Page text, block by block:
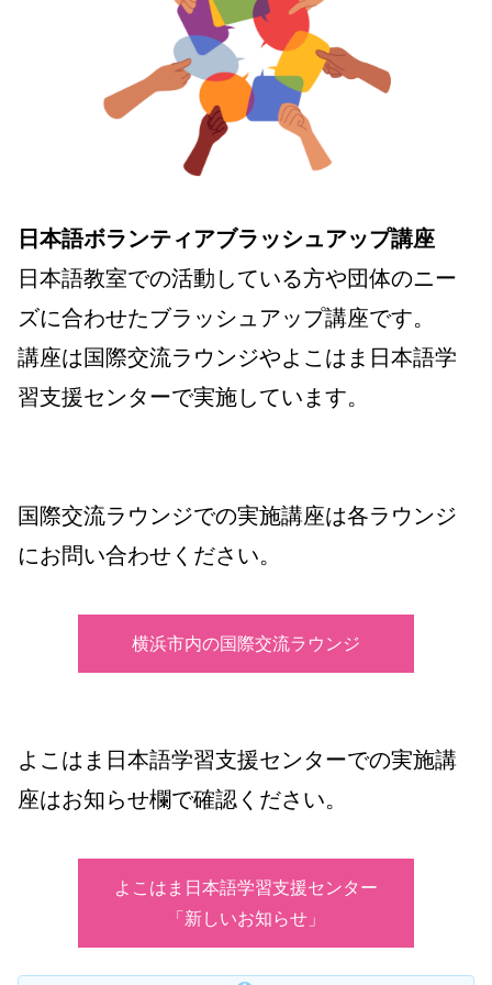
日本語ボランティアブラッシュアップ講座
日本語教室での活動している方や団体のニー
ズに合わせたブラッシュアップ講座です。
講座は国際交流ラウンジやよこはま日本語学
習支援センターで実施しています。
国際交流ラウンジでの実施講座は各ラウンジ
にお問い合わせください。
横浜市内の国際交流ラウンジ
よこはま日本語学習支援センターでの実施講
座はお知らせ欄で確認ください。
よこはま日本語学習支援センター
「新しいお知らせ」